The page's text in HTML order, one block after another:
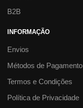
B2B
INFORMAÇÃO
Envios
Métodos de Pagamento
Termos e Condições
Política de Privacidade